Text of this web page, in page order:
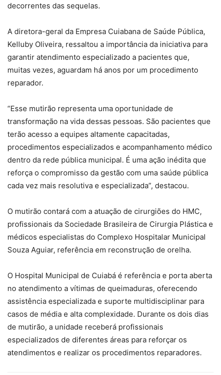
decorrentes das sequelas.
A diretora-geral da Empresa Cuiabana de Saúde Pública,
Kelluby Oliveira, ressaltou a importância da iniciativa para
garantir atendimento especializado a pacientes que,
muitas vezes, aguardam há anos por um procedimento
reparador.
“Esse mutirão representa uma oportunidade de
transformação na vida dessas pessoas. São pacientes que
terão acesso a equipes altamente capacitadas,
procedimentos especializados e acompanhamento médico
dentro da rede pública municipal. É uma ação inédita que
reforça o compromisso da gestão com uma saúde pública
cada vez mais resolutiva e especializada”, destacou.
O mutirão contará com a atuação de cirurgiões do HMC,
profissionais da Sociedade Brasileira de Cirurgia Plástica e
médicos especialistas do Complexo Hospitalar Municipal
Souza Aguiar, referência em reconstrução de orelha.
O Hospital Municipal de Cuiabá é referência e porta aberta
no atendimento a vítimas de queimaduras, oferecendo
assistência especializada e suporte multidisciplinar para
casos de média e alta complexidade. Durante os dois dias
de mutirão, a unidade receberá profissionais
especializados de diferentes áreas para reforçar os
atendimentos e realizar os procedimentos reparadores.